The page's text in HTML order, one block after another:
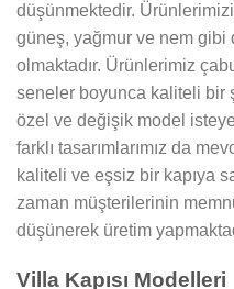
düşünmektedir.
güneş, yağmur ve nem gibi
olmaktadır. Ürünlerimiz
seneler boyunca kaliteli bir
özel ve değişik model
farklı tasarımlarımız da
kaliteli ve eşsiz bir kapıya
zaman müşterilerinin
düşünerek üretim
Villa Kapısı Modelleri